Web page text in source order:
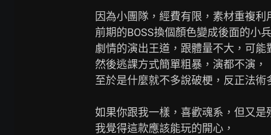
因為小團隊，經費有限，素材重複利
前期的BOSS換個顏色變成後面的小
劇情的演出王道，跟體量不大，可能
然後逃課方式簡單粗暴，演都不演，
至於是什麼就不多說破梗，反正法術
如果你跟我一樣，喜歡魂系，但又是
我覺得這款應該能玩的開心，